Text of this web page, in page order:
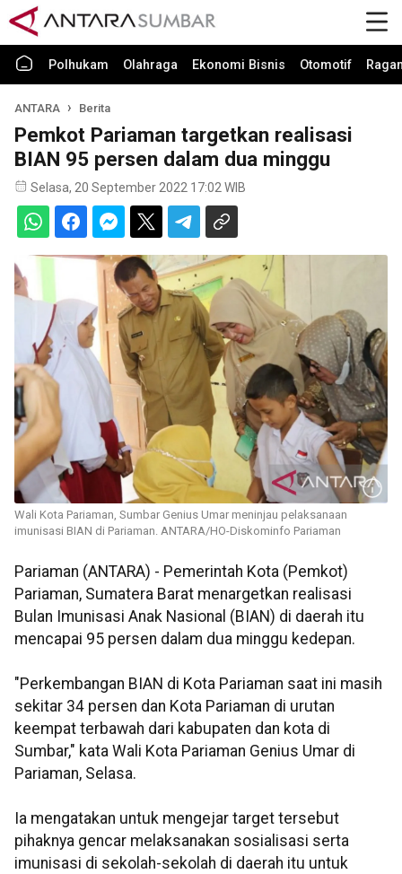
Polhukam Olahraga Ekonomi Bisnis Otomotif
ANTARA Berita
Pemkot Pariaman targetkan realisasi
BIAN 95 persen dalam dua minggu
Selasa, 20 September 2022 17:02 WIB
Wali Kota Pariaman, Sumbar Genius Umar meninjau pelaksanaan
imunisasi BIAN di Pariaman. ANTARA/HO-Diskominfo Pariaman
Pariaman (ANTARA) - Pemerintah Kota (Pemkot)
Pariaman, Sumatera Barat menargetkan realisasi
Bulan Imunisasi Anak Nasional (BIAN) di daerah itu
mencapai 95 persen dalam dua minggu kedepan.
"Perkembangan BIAN di Kota Pariaman saat ini masih
sekitar 34 persen dan Kota Pariaman di urutan
keempat terbawah dari kabupaten dan kota di
Sumbar," kata Wali Kota Pariaman Genius Umar di
Pariaman, Selasa.
Ia mengatakan untuk mengejar target tersebut
pihaknya gencar melaksanakan sosialisasi serta
imunisasi di sekolah-sekolah di daerah itu untuk